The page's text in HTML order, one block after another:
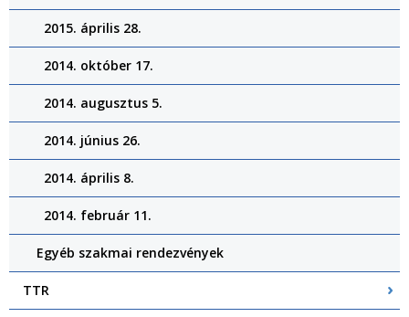
2015. április 28.
2014. október 17.
2014. augusztus 5.
2014. június 26.
2014. április 8.
2014. február 11.
Egyéb szakmai rendezvények
TTR